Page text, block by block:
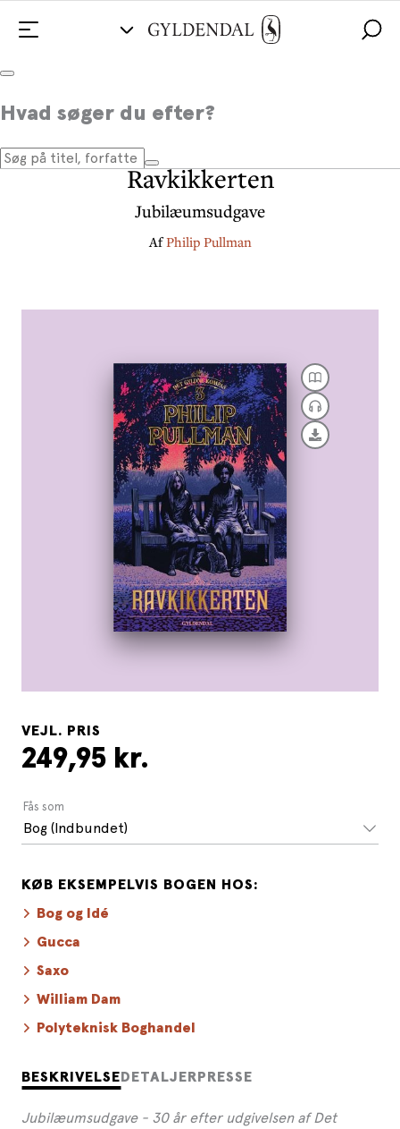
Hvad søger du efter?
Udkommer d. 10/8
Det gyldne kompas 3 -
Ravkikkerten
Jubilæumsudgave
AfPhilip Pullman
BESKRIVELSE DETALJER PRESSE
Jubilæumsudgave - 30 år efter udgivelsen af Det
VEJL. PRIS
249,95 kr.
Fås som
Bog (Indbundet)
KØB EKSEMPELVIS BOGEN HOS:
Bog og Idé
Gucca
Saxo
William Dam
Polyteknisk Boghandel